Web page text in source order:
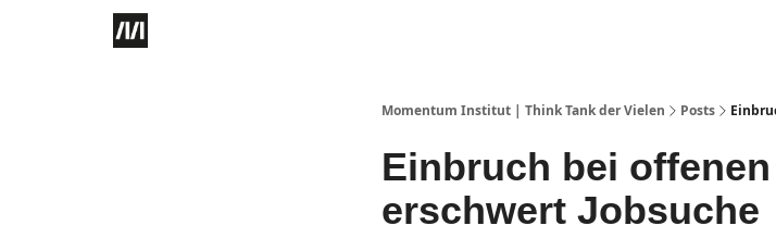
Momentum Institut | Think Tank der Vielen Posts
Einbruch bei
erschwert Jobsuche